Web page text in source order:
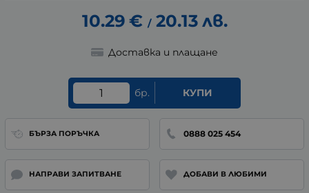
10.29 € / 20.13 лв.
Доставка и плащане
бр. КУПИ
БЪРЗА ПОРЪЧКА 0888 025 454
НАПРАВИ ЗАПИТВАНЕ ДОБАВИ В ЛЮБИМИ